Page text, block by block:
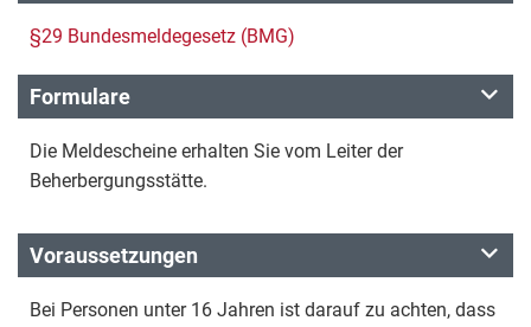
§29 Bundesmeldegesetz (BMG)
Formulare
Die Meldescheine erhalten Sie vom Leiter der
Beherbergungsstätte.
Voraussetzungen
Bei Personen unter 16 Jahren ist darauf zu achten, dass